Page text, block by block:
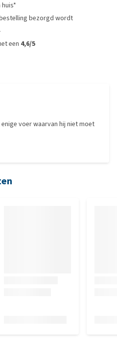
huis*
bezorgd wordt
een 4,6/5
voer waarvan hij niet moet